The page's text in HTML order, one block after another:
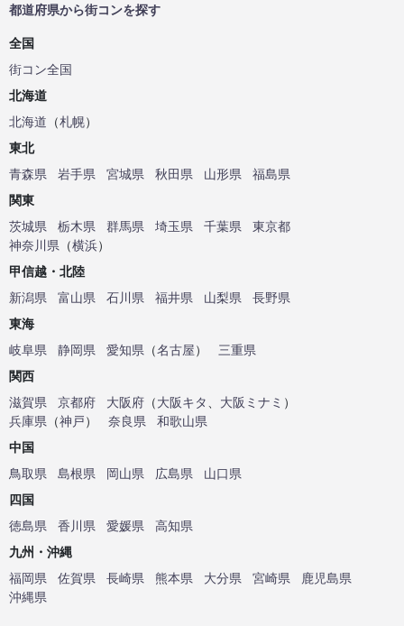
都道府県から街コンを探す
全国
街コン全国
北海道
北海道 （札幌）
東北
青森県
岩手県 宮城県 秋田県 山形県
福島県
関東
茨城県
栃木県 群馬県 埼玉県 千葉県
東京都
神奈川県 （横浜）
甲信越・北陸
新潟県
富山県 石川県 福井県 山梨県
長野県
東海
岐阜県
静岡県 愛知県 （名古屋）
三重県
関西
滋賀県
京都府 大阪府 （大阪キタ 大阪ミナミ ）
兵庫県 （神戸） 奈良県
和歌山県
中国
鳥取県
島根県 岡山県 広島県
山口県
四国
徳島県
香川県 愛媛県
高知県
九州・沖縄
福岡県
佐賀県 長崎県 熊本県 大分県 宮崎県
鹿児島県
沖縄県